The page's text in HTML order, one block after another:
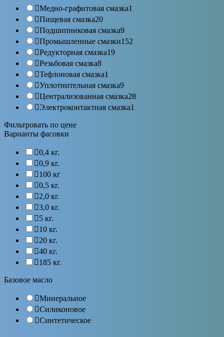
Медно-графитовая смазка1
Пищевая смазка20
Подшипниковая смазка9
Промышленные смазки152
Редукторная смазка19
Резьбовая смазка8
Тефлоновая смазка1
Уплотнительная смазка9
Централизованная смазка28
Электроконтактная смазка1
Фильтровать по цене
Варианты фасовки
0,4 кг.
0,9 кг.
100 кг
0,5 кг.
2,0 кг.
3,0 кг.
5 кг.
10 кг.
20 кг.
40 кг.
185 кг.
Базовое масло
Минеральное
Силиконовое
Синтетическое